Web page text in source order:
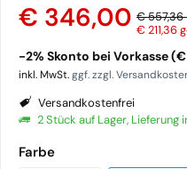
€ 346,00 € 557,36
€ 211,36
-2% Skonto bei Vorkasse
inkl. MwSt.ggf. zzgl.
Versandkostenfrei
2 Stück auf Lager, Lieferung
Farbe